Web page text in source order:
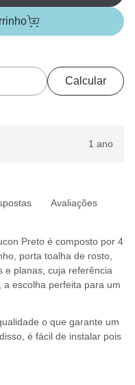
Calcular
1 ano
Avaliações
Preto é composto por 4
porta toalha de rosto,
e planas, cuja referência
escolha perfeita para um
o que garante um
é fácil de instalar pois